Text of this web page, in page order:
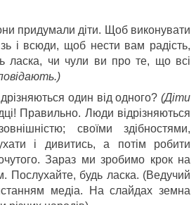
придумали діти. Щоб виконувати
і всюди, щоб нести вам радість,
ласка, чи чули ви про те, що всі
один від одного? (Діти
Правильно. Люди відрізняються
своїми здібностями,
і дивитись, а потім робити
Зараз ми зробимо крок на
Послухайте, будь ласка. (Ведучий
медіа. На слайдах земна